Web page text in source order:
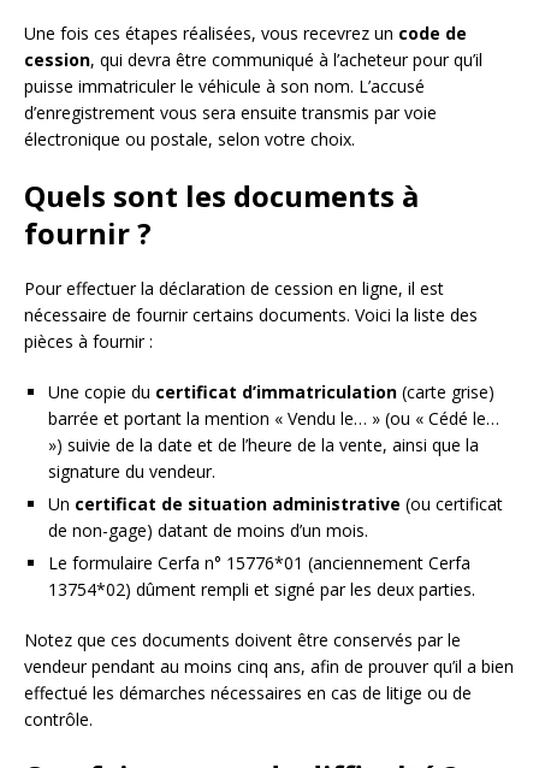
Une fois ces étapes réalisées, vous recevrez un code de
cession, qui devra être communiqué à l’acheteur pour qu’il
puisse immatriculer le véhicule à son nom. L’accusé
d’enregistrement vous sera ensuite transmis par voie
électronique ou postale, selon votre choix.
Quels sont les documents à
fournir ?
Pour effectuer la déclaration de cession en ligne, il est
nécessaire de fournir certains documents. Voici la liste des
pièces à fournir :
Une copie du certificat d’immatriculation (carte grise)
barrée et portant la mention « Vendu le… » (ou « Cédé le…
») suivie de la date et de l’heure de la vente, ainsi que la
signature du vendeur.
Un certificat de situation administrative (ou certificat
de non-gage) datant de moins d’un mois.
Le formulaire Cerfa n° 15776*01 (anciennement Cerfa
13754*02) dûment rempli et signé par les deux parties.
Notez que ces documents doivent être conservés par le
vendeur pendant au moins cinq ans, afin de prouver qu’il a bien
effectué les démarches nécessaires en cas de litige ou de
contrôle.